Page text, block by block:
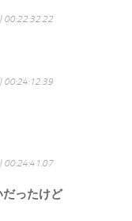
00:22:32.22
00:24:12.39
00:24:41.07
ったけど